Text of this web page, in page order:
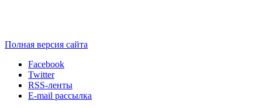
Полная версия сайта
Facebook
Twitter
RSS-ленты
E-mail рассылка